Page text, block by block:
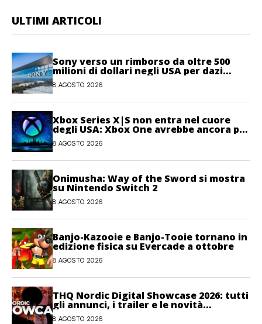
ULTIMI ARTICOLI
Sony verso un rimborso da oltre 500
milioni di dollari negli USA per dazi
illegittimi
8 AGOSTO 2026
Xbox Series X|S non entra nel cuore
degli USA: Xbox One avrebbe ancora più
giocatori attivi
8 AGOSTO 2026
Onimusha: Way of the Sword si mostra
su Nintendo Switch 2
8 AGOSTO 2026
Banjo-Kazooie e Banjo-Tooie tornano in
edizione fisica su Evercade a ottobre
8 AGOSTO 2026
THQ Nordic Digital Showcase 2026: tutti
gli annunci, i trailer e le novità
dell’evento
8 AGOSTO 2026